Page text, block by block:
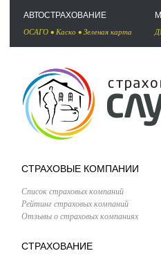
АВТОСТРАХОВАНИЕ
ОСАГО • Каско • Зеленая карта
СТРАХОВЫЕ КОМПАНИИ
Список страховых компаний
Рейтинг страховых компаний
Отзывы о страховых компаниях
СТРАХОВАНИЕ